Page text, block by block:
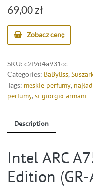
69,00 zł
Zobacz cenę
SKU: c2f9d4a931cc
Categories: BaByliss,
Tags: męskie perfumy,
perfumy, si giorgio armani
Description
Intel ARC
Edition (GR-